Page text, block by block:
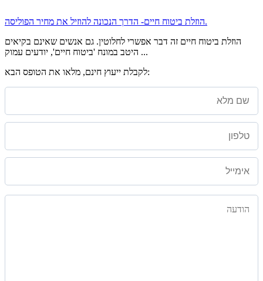
הוזלת ביטוח חיים- הדרך הנכונה להוזיל את מחיר הפוליסה.
הוזלת ביטוח חיים זה דבר אפשרי לחלוטין. גם אנשים שאינם בקיאים
היטב במונח 'ביטוח חיים', יודעים עמוק ...
לקבלת ייעוץ חינם, מלאו את הטופס הבא: